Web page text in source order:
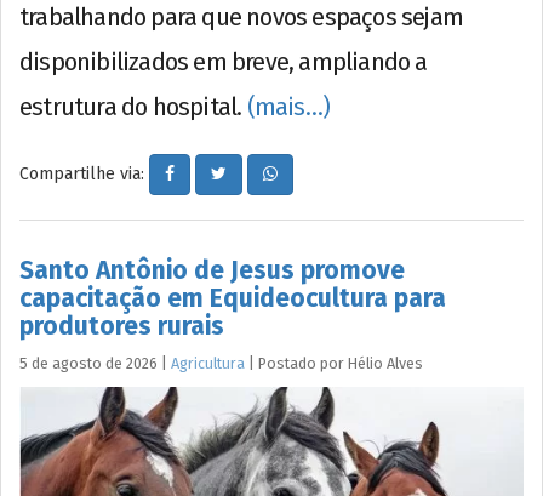
trabalhando para que novos espaços sejam
disponibilizados em breve, ampliando a
estrutura do hospital. (mais…)
Compartilhe via:
Santo Antônio de Jesus promove
capacitação em Equideocultura para
produtores rurais
5 de agosto de 2026 Agricultura Postado por Hélio Alves